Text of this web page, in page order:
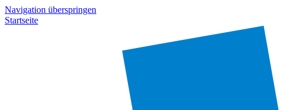
Navigation überspringen
Startseite